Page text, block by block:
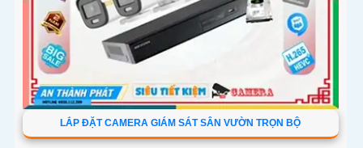
LẮP ĐẶT CAMERA GIÁM SÁT SÂN VƯỜN TRỌN BỘ